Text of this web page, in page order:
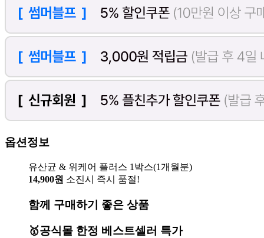
옵션정보
유산균 & 위케어 플러스 1박스(1개월분)
14,900원 소진시 즉시 품절!
함께 구매하기 좋은 상품
🥇공식몰 한정 베스트셀러 특가